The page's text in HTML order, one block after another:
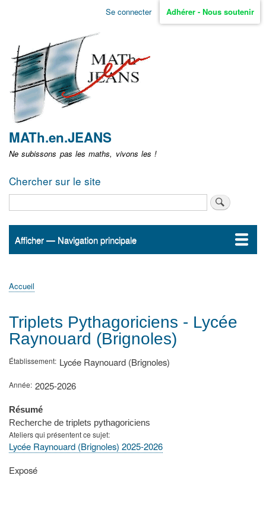
Aller
non
identifié
Se connecter Adhérer - Nous soutenir
MATh.en.JEANS
Ne subissons pas les maths, vivons les !
Chercher sur le site
Navigation
Afficher — Navigation principale
Accueil
ActualitésMATh.en.JEANS ?
Régions et Ateliers
Créer, gérer un atelier
Sujets/Publications
Congrès
d'Ariane
Accueil
Triplets Pythagoriciens - Lycée
Raynouard (Brignoles)
Établissement Lycée Raynouard (Brignoles)
Année 2025-2026
Résumé
Recherche de triplets pythagoriciens
Ateliers qui présentent ce sujet
Lycée Raynouard (Brignoles) 2025-2026
Type
Exposé